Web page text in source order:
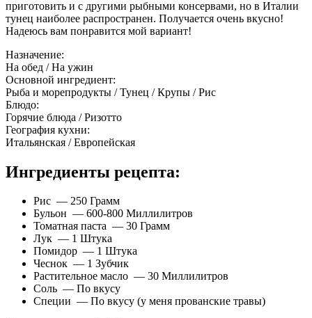
приготовить и с другими рыбными консервами, но в Италии
тунец наиболее распространен. Получается очень вкусно!
Надеюсь вам понравится мой вариант!
Назначение:
На обед / На ужин
Основной ингредиент:
Рыба и морепродукты / Тунец / Крупы / Рис
Блюдо:
Горячие блюда / Ризотто
География кухни:
Итальянская / Европейская
Ингредиенты рецепта:
Рис — 250 Грамм
Бульон — 600-800 Миллилитров
Томатная паста — 30 Грамм
Лук — 1 Штука
Помидор — 1 Штука
Чеснок — 1 Зубчик
Растительное масло — 30 Миллилитров
Соль — По вкусу
Специи — По вкусу (у меня прованские травы)